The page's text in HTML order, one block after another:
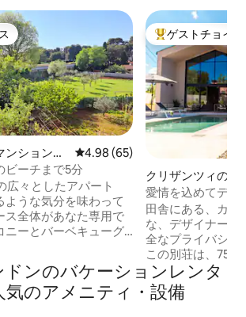
ョイスです。
ション・
レビュー65件、5つ星中4.98つ
4.98 (65)
ビーチまで5分
広々としたアパート
ような気分を味わって
ス全体があなた専用で
ニーとバーベキューグ
車でき、ビーチや近く
分で楽しめます。小さ
で車で5分。そこにはレ
市場、そしてさまざま
大好評のゲスト
ゲストチョイス
クリザンツィの一
愛情を込めてデザ
ザ
田舎にある、カッ
な、デザイナーズ
全なプライバシー
この別荘は、750
ある109平方メー
には、バスルー
リビングルーム
ンのバケーションレンタ
気のアメニティ・設備